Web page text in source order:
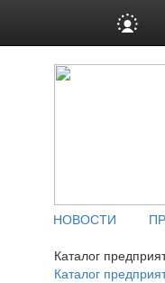
НОВОСТИ
Каталог
Каталог